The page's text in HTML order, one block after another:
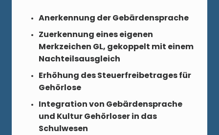
Anerkennung der Gebärdensprache
Zuerkennung eines eigenen
Merkzeichen GL, gekoppelt mit einem
Nachteilsausgleich
Erhöhung des Steuerfreibetrages für
Gehörlose
Integration von Gebärdensprache
und Kultur Gehörloser in das
Schulwesen